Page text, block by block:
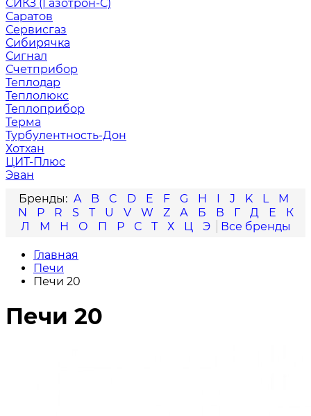
СИКЗ (Газотрон-С)
Саратов
Сервисгаз
Сибирячка
Сигнал
Счетприбор
Теплодар
Теплолюкс
Теплоприбор
Терма
Турбулентность-Дон
Хотхан
ЦИТ-Плюс
Эван
A
B C D E F G H I J K L
M
N
P R S T U V W Z А Б В Г Д Е
К
Л
М Н О П Р С Т Х Ц Э
Главная
Печи
Печи 20
Печи 20